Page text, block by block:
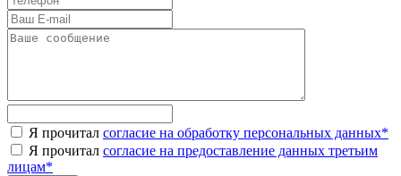
Я прочитал согласие на обработку персональных данных*
Я прочитал согласие на предоставление данных третьим
лицам*